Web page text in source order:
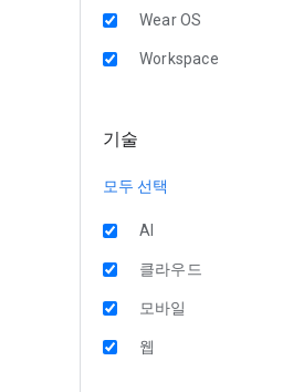
Wear OS
Workspace
기술
모두 선택
AI
클라우드
모바일
웹